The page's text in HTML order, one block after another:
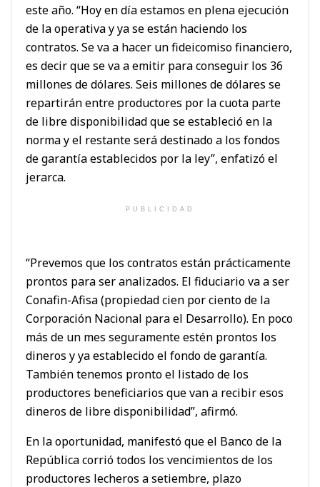
este año. “Hoy en día estamos en plena ejecución
de la operativa y ya se están haciendo los
contratos. Se va a hacer un fideicomiso financiero,
es decir que se va a emitir para conseguir los 36
millones de dólares. Seis millones de dólares se
repartirán entre productores por la cuota parte
de libre disponibilidad que se estableció en la
norma y el restante será destinado a los fondos
de garantía establecidos por la ley”, enfatizó el
jerarca.
PUBLICIDAD
“Prevemos que los contratos están prácticamente
prontos para ser analizados. El fiduciario va a ser
Conafin-Afisa (propiedad cien por ciento de la
Corporación Nacional para el Desarrollo). En poco
más de un mes seguramente estén prontos los
dineros y ya establecido el fondo de garantía.
También tenemos pronto el listado de los
productores beneficiarios que van a recibir esos
dineros de libre disponibilidad”, afirmó.
En la oportunidad, manifestó que el Banco de la
República corrió todos los vencimientos de los
productores lecheros a setiembre, plazo